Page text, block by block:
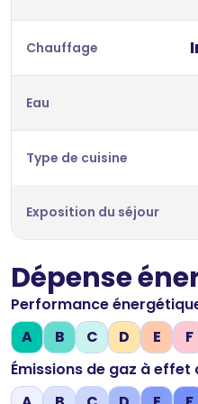
Chauffage
Eau
Type de cuisine
Exposition du séjour
Dépense
Performance
A
B C D E F
Émissions de gaz à effet